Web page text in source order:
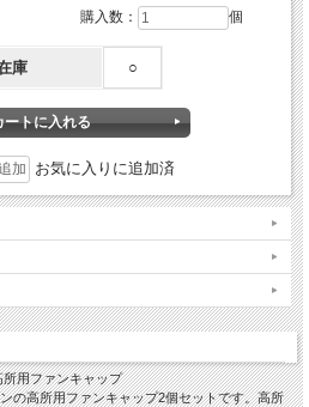
購入数： 個
庫 ○
お気に入りに追加済
用ファンキャップ
の高所用ファンキャップ2個セットです。高所